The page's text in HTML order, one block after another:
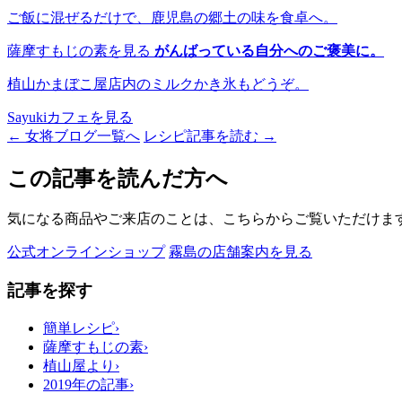
ご飯に混ぜるだけで、鹿児島の郷土の味を食卓へ。
薩摩すもじの素を見る がんばっている自分へのご褒美に。
植山かまぼこ屋店内のミルクかき氷もどうぞ。
Sayukiカフェを見る
← 女将ブログ一覧へ レシピ記事を読む →
この記事を読んだ方へ
気になる商品やご来店のことは、こちらからご覧いただけま
公式オンラインショップ 霧島の店舗案内を見る
記事を探す
簡単レシピ›
薩摩すもじの素›
植山屋より ›
2019年の記事›